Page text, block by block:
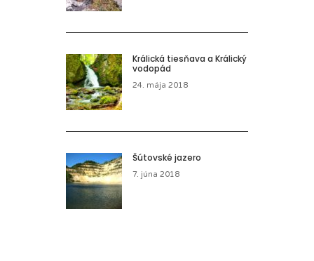
Králická tiesňava a Králický
vodopád
24. mája 2018
Šútovské jazero
7. júna 2018